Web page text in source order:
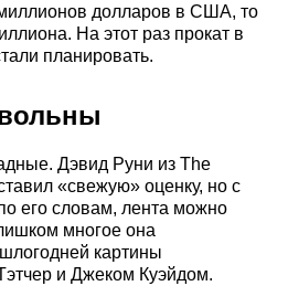
долларов в США, то
На этот раз прокат в
планировать.
Дэвид Руни из The
«свежую» оценку, но с
его словам, лента можно
многое она
картины
и Джеком Куэйдом.